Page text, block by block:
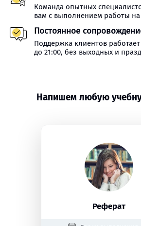
Команда опытных
вам с выполнением работы
Постоянное
Поддержка клиентов
до 21:00, без выходных и
Напишем любую
Реферат